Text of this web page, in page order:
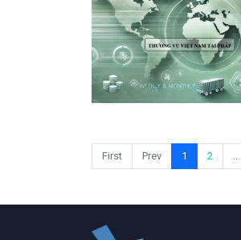
First Prev 1 2 ...